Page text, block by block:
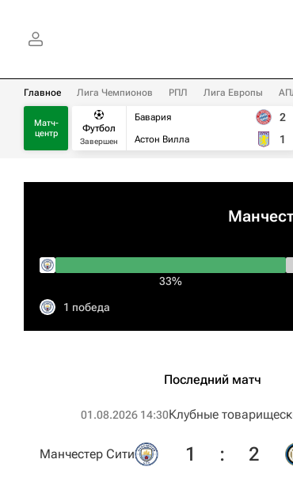
Главное Лига Чемпионов РПЛ Лига Европы
Матч-
центр
Футбол
Завершен
Бавария
Астон Вилла
2
1
33%
1 победа
Последний матч
01.08.2026 14:30Клубные
Манчестер Сити 1 : 2